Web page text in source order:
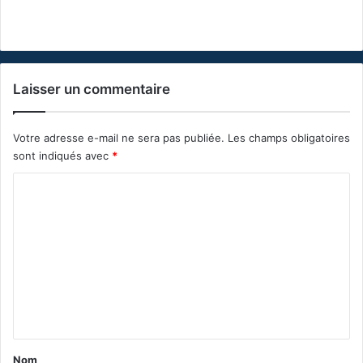
Laisser un commentaire
Votre adresse e-mail ne sera pas publiée. Les champs obligatoires
sont indiqués avec *
a
Nom